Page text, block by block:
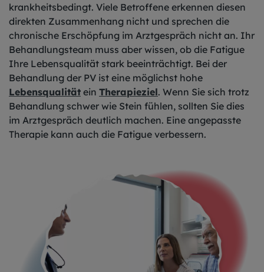
krankheitsbedingt. Viele Betroffene erkennen diesen
direkten Zusammenhang nicht und sprechen die
chronische Erschöpfung im Arztgespräch nicht an. Ihr
Behandlungsteam muss aber wissen, ob die Fatigue
Ihre Lebensqualität stark beeinträchtigt. Bei der
Behandlung der PV ist eine möglichst hohe
Lebensqualität ein Therapieziel. Wenn Sie sich trotz
Behandlung schwer wie Stein fühlen, sollten Sie dies
im Arztgespräch deutlich machen. Eine angepasste
Therapie kann auch die Fatigue verbessern.